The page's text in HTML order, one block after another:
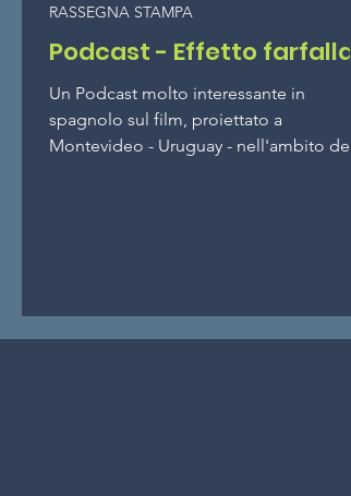
Podcast - Effetto farfalla
Un Podcast molto interessante in
spagnolo sul film, proiettato a
Montevideo - Uruguay - nell'ambito del
RASSEGNA STAMPA